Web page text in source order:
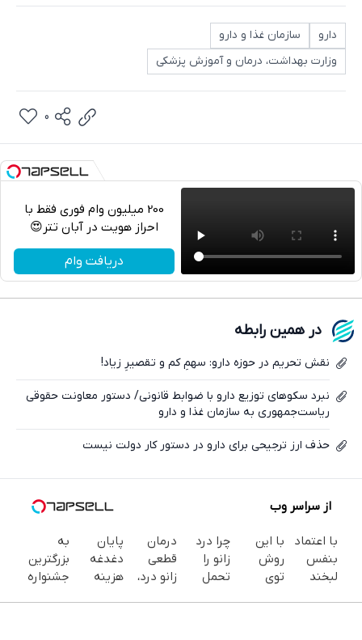
دارو
سازمان غذا و دارو
وزارت بهداشت، درمان و آموزش پزشکی
تلگرام
واتساپ
0
200 میلیون وام فوری فقط با
احراز هویت در آبان تتر😍
دریافت وام
در همین رابطه
نقش تحریم در حوزه دارو: سهمِ کم و تقصیرِ زیاد!
نبرد سکوهای توزیع دارو با ضوابط قانونی/ دستور معاونت حقوقی
ریاست‌جمهوری به سازمان غذا و دارو
حذف ارز ترجیحی برای دارو در دستور کار دولت نیست
از سراسر وب
با اعتماد
بنفس
لبخند
با این
روش
توی
چرا درد
زانو را
تحمل
درمان
قطعی
زانو درد،
پایان
دغدغه
هزینه
به
بزرگترین
جشنواره